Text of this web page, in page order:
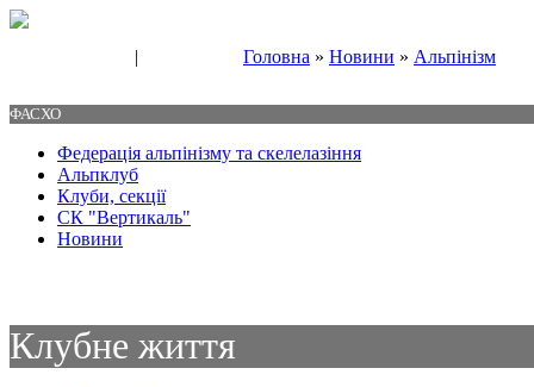
| Головна » Новини » Альпінізм
ФАСХО
Федерація альпінізму та скелелазіння
Альпклуб
Клуби, секції
СК "Вертикаль"
Новини
Клубне життя